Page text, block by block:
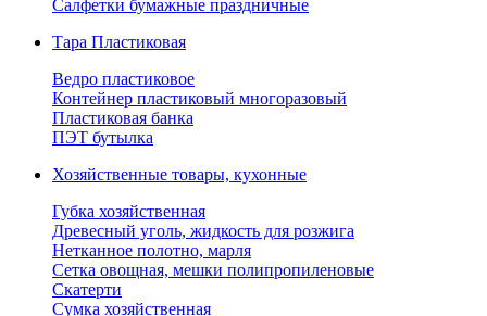
Салфетки бумажные праздничные
Тара Пластиковая
Ведро пластиковое
Контейнер пластиковый многоразовый
Пластиковая банка
ПЭТ бутылка
Хозяйственные товары, кухонные
Губка хозяйственная
Древесный уголь, жидкость для розжига
Нетканное полотно, марля
Сетка овощная, мешки полипропиленовые
Скатерти
Сумка хозяйственная